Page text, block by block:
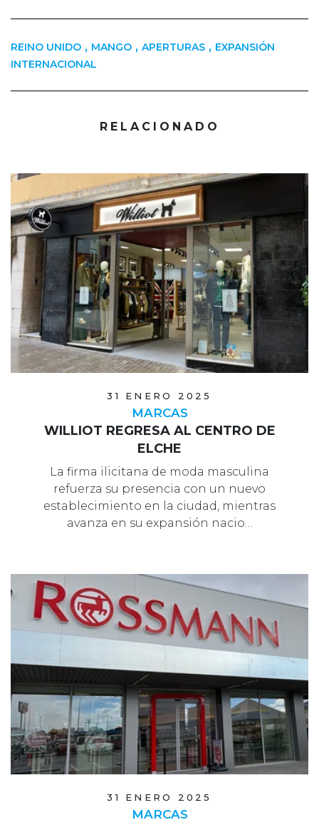
REINO UNIDO , MANGO , APERTURAS , EXPANSIÓN
INTERNACIONAL
RELACIONADO
31 ENERO 2025
MARCAS
WILLIOT REGRESA AL CENTRO DE
ELCHE
La firma ilicitana de moda masculina
refuerza su presencia con un nuevo
establecimiento en la ciudad, mientras
avanza en su expansión nacio…
31 ENERO 2025
MARCAS